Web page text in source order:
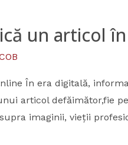
un articol
În era digitală,
articol defăimător,fie
imaginii, vieții